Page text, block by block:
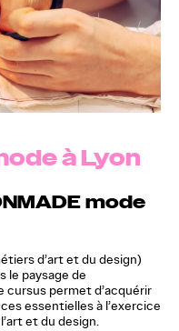
à Lyon
mode
d’art et du design)
le paysage de
cursus permet d’acquérir
essentielles à l’exercice
et du design.